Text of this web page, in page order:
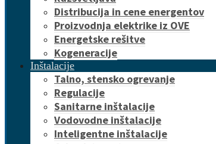
Distribucija in cene energentov
Proizvodnja elektrike iz OVE
Energetske rešitve
Kogeneracije
Inštalacije
Talno, stensko ogrevanje
Regulacije
Sanitarne inštalacije
Vodovodne inštalacije
Inteligentne inštalacije